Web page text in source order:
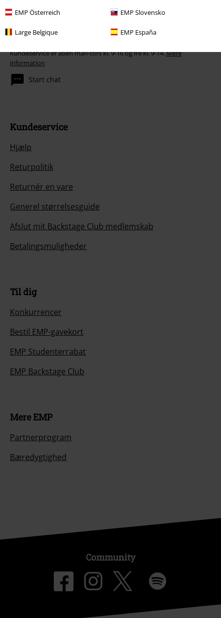
EMP Österreich EMP Slovensko
Large Belgique EMP España
Kundeservice er åben man-tors kl. 9-16 og fre kl. 9-14.Mere
information
Start chat
Kundeservice
Hjælp
Returpolitik
Returnér en vare
Generel størrelsesguide
Afslut mit Backstage Club medlemskab
Betalingsmuligheder
Til dig
Konkurrencer
Bestil EMP-gavekort
EMP Studenterrabat
EMP Backstage Club
Mere EMP
Partnerprogram
Bæredygtighed
Community